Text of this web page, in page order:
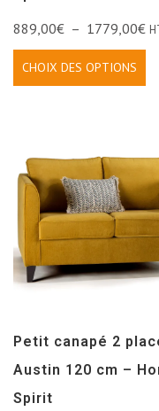
889,00€ – 1779,00€
CHOIX DES OPTIONS
Petit canapé 2
Austin 120 cm –
Spirit